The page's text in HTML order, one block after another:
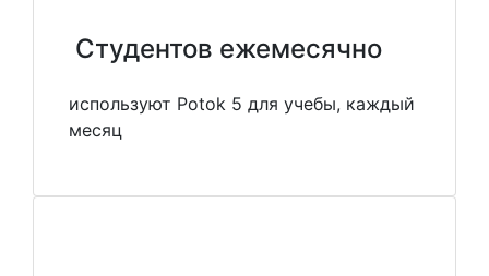
Студентов ежемесячно
используют Potok 5 для учебы, каждый
месяц